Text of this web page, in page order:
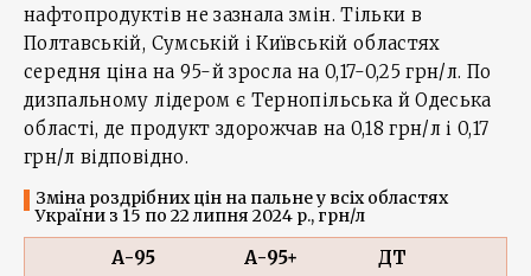
нафтопродуктів не зазнала змін. Тільки в
Полтавській, Сумській і Київській областях
середня ціна на 95-й зросла на 0,17-0,25 грн/л. По
дизпальному лідером є Тернопільська й Одеська
області, де продукт здорожчав на 0,18 грн/л і 0,17
грн/л відповідно.
Зміна роздрібних цін на пальне у всіх областях
України з 15 по 22 липня 2024 р., грн/л
А-95 А-95+
ДТ